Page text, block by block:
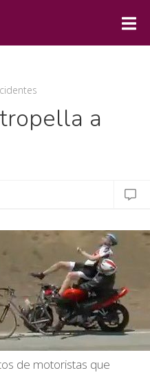
a
de motoristas que